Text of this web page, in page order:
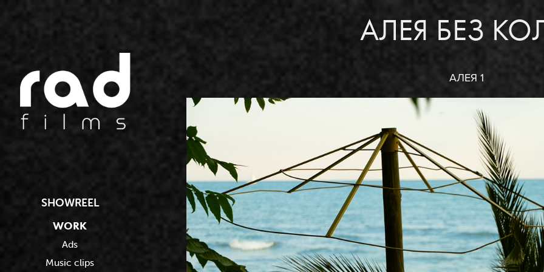
SHOWREEL
WORK
Ads
Music clips
АЛЕЯ БЕЗ
АЛЕЯ 1